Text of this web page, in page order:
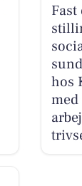
Fast
hos
med